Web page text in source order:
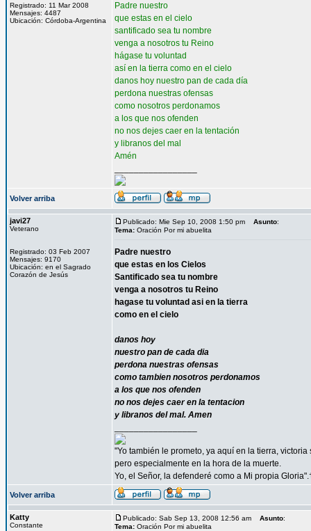
Registrado: 11 Mar 2008
Mensajes: 4487
Ubicación: Córdoba-Argentina
Padre nuestro
que estas en el cielo
santificado sea tu nombre
venga a nosotros tu Reino
hágase tu voluntad
así en la tierra como en el cielo
danos hoy nuestro pan de cada día
perdona nuestras ofensas
como nosotros perdonamos
a los que nos ofenden
no nos dejes caer en la tentación
y libranos del mal
Amén
Volver arriba
javi27
Veterano
Registrado: 03 Feb 2007
Mensajes: 9170
Ubicación: en el Sagrado
Corazón de Jesús
Publicado: Mie Sep 10, 2008 1:50 pm Asunto:
Tema: Oración Por mi abuelita
Padre nuestro
que estas en los Cielos
Santificado sea tu nombre
venga a nosotros tu Reino
hagase tu voluntad asi en la tierra
como en el cielo
danos hoy
nuestro pan de cada dia
perdona nuestras ofensas
como tambien nosotros perdonamos
a los que nos ofenden
no nos dejes caer en la tentacion
y libranos del mal. Amen
"Yo también le prometo, ya aquí en la tierra,
pero especialmente en la hora de la muerte.
Yo, el Señor, la defenderé como a Mi propia
Volver arriba
Katty
Constante
Publicado: Sab Sep 13, 2008 12:56 am Asunto:
Tema: Oración Por mi abuelita